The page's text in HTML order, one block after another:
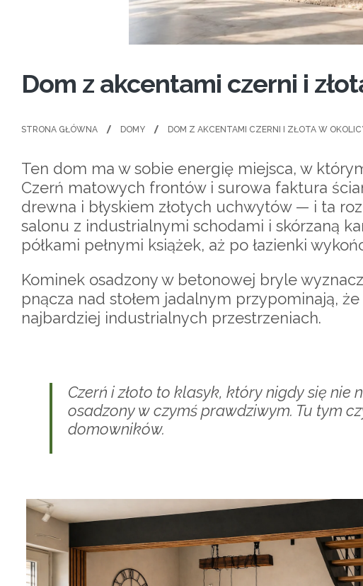
Dom z akcentami czerni i
STRONA GŁÓWNA DOMY DOM Z AKCENTAMI CZERNI I ZŁOTA W
Ten dom ma w sobie energię miejsca, w
Czerń matowych frontów i surowa faktura
drewna i błyskiem złotych uchwytów — i ta
salonu z industrialnymi schodami i skórzaną
półkami pełnymi książek, aż po łazienki
Kominek osadzony w betonowej bryle
pnącza nad stołem jadalnym przypominają,
najbardziej industrialnych przestrzeniach.
Czerń i złoto to klasyk, który nigdy się nie
osadzony w czymś prawdziwym. Tu tym
domowników.